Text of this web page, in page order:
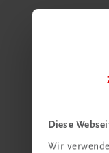
Diese
Wir